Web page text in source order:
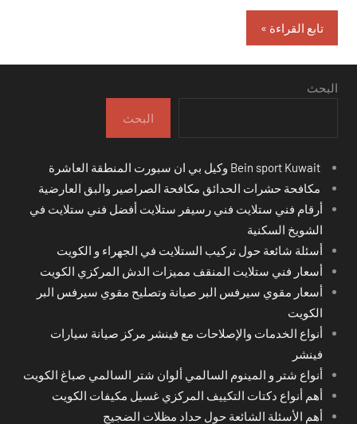
تابع القراءة
البحث
البحث
مكافحة حشرات الحدائق مكافحة الصراصير والبق العارضية
أرقام فني ستلايت فني رسيفر ستلايت أفضل فني ستلايت في
الشويخ السكنية
أسئلة شائعة حول تركيب الستلايت في الجهراء و الكويت
أسعار فني ستلايت المنقف مميزات الدش المركزي الكويت
أسعار مقوي سيرفس البر صيانة وتصليح مقوي سيرفس البر
الكويت
أنواع الخدمات والإصلاحات مع فينشر مركز صيانة سيارات
فينشر
أنواع شتر و المينوم السالمي ألوان شتر السالمي صباغ الكويت
أهم أنواع دكتات التكييف المركزي غسيل مكيفات الكويت
أهم الأسئلة الشائعة حول حداد مظلات الضجيج